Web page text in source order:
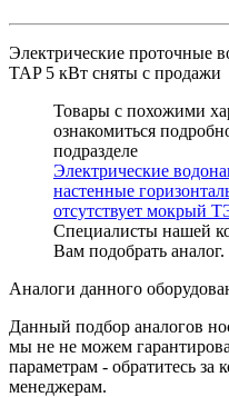
Электрические проточные
TAP 5 кВт сняты с продажи
Товары с похожими
ознакомиться
подразделе
Электрические
настенные
отсутствует мокрый
Специалисты нашей
Вам подобрать аналог.
Аналоги данного
Данный подбор аналогов
мы не не можем
параметрам - обратитесь за
менеджерам.